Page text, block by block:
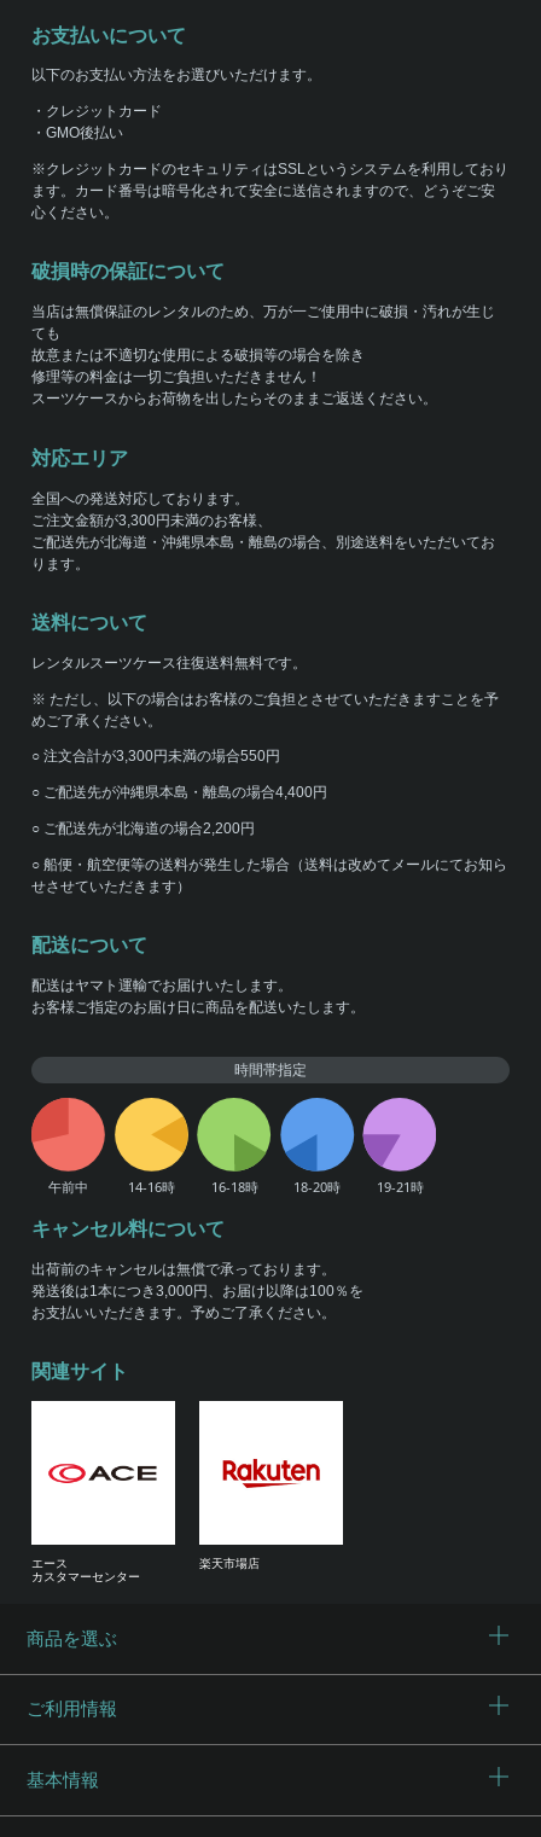
お支払いについて
以下のお支払い方法をお選びいただけます。
・クレジットカード
・GMO後払い
※クレジットカードのセキュリティはSSLというシステムを利用しており
ます。カード番号は暗号化されて安全に送信されますので、どうぞご安
心ください。
破損時の保証について
当店は無償保証のレンタルのため、万が一ご使用中に破損・汚れが生じ
ても
故意または不適切な使用による破損等の場合を除き
修理等の料金は一切ご負担いただきません！
スーツケースからお荷物を出したらそのままご返送ください。
対応エリア
全国への発送対応しております。
ご注文金額が3,300円未満のお客様、
ご配送先が北海道・沖縄県本島・離島の場合、別途送料をいただいてお
ります。
送料について
レンタルスーツケース往復送料無料です。
※ ただし、以下の場合はお客様のご負担とさせていただきますことを予
めご了承ください。
○ 注文合計が3,300円未満の場合550円
○ ご配送先が沖縄県本島・離島の場合4,400円
○ ご配送先が北海道の場合2,200円
○ 船便・航空便等の送料が発生した場合（送料は改めてメールにてお知ら
せさせていただきます）
配送について
配送はヤマト運輸でお届けいたします。
お客様ご指定のお届け日に商品を配送いたします。
時間帯指定
キャンセル料について
出荷前のキャンセルは無償で承っております。
発送後は1本につき3,000円、お届け以降は100％を
お支払いいただきます。予めご了承ください。
関連サイト
エース
カスタマーセンター
楽天市場店
商品を選ぶ
ご利用情報
基本情報